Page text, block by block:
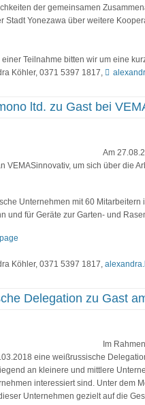
der gemeinsamen
Stadt Yonezawa über weitere
einer Teilnahme bitten wir um eine
Köhler, 0371 5397 1817,
ltd. zu Gast bei
Am
VEMASinnovativ, um sich über die
Unternehmen mit 60
und für Geräte zur Garten- und
Köhler, 0371 5397 1817,
Delegation zu Gast
Im
eine weißrussische
an kleinere und mittlere
interessiert sind. Unter dem
Unternehmen gezielt auf die